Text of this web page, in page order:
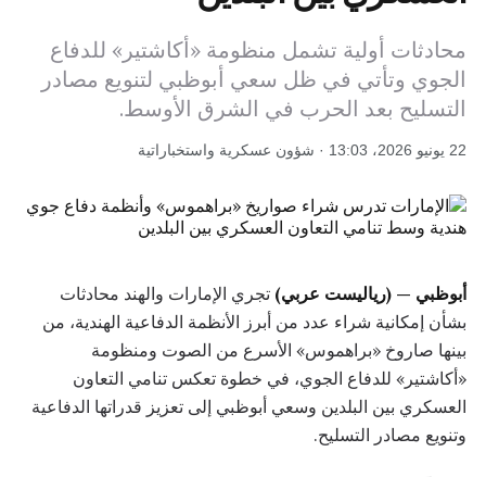
محادثات أولية تشمل منظومة «أكاشتير» للدفاع
الجوي وتأتي في ظل سعي أبوظبي لتنويع مصادر
التسليح بعد الحرب في الشرق الأوسط.
22 يونيو 2026، 13:03 · شؤون عسكرية واستخباراتية
أبوظبي — (رياليست عربي) تجري الإمارات والهند محادثات
بشأن إمكانية شراء عدد من أبرز الأنظمة الدفاعية الهندية، من
بينها صاروخ «براهموس» الأسرع من الصوت ومنظومة
«أكاشتير» للدفاع الجوي، في خطوة تعكس تنامي التعاون
العسكري بين البلدين وسعي أبوظبي إلى تعزيز قدراتها الدفاعية
وتنويع مصادر التسليح.